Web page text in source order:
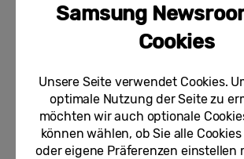
Letzte Chance:
Foldable der
sichern und von
06.08.2026
The Fold Inn: Wie
neue Galaxy Z-
Londoner Pub
Samsung
Cookies
Unsere Seite verwendet Cookies.
optimale Nutzung der Seite zu
möchten wir auch optionale
können wählen, ob Sie alle
oder eigene Präferenzen einstellen